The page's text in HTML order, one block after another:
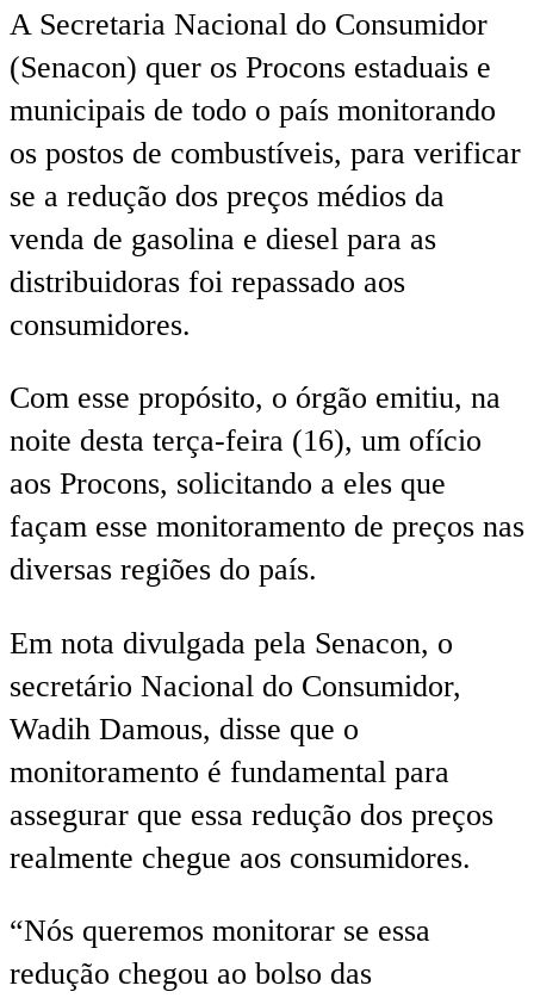
A Secretaria Nacional do Consumidor
(Senacon) quer os Procons estaduais e
municipais de todo o país monitorando
os postos de combustíveis, para verificar
se a redução dos preços médios da
venda de gasolina e diesel para as
distribuidoras foi repassado aos
consumidores.
Com esse propósito, o órgão emitiu, na
noite desta terça-feira (16), um ofício
aos Procons, solicitando a eles que
façam esse monitoramento de preços nas
diversas regiões do país.
Em nota divulgada pela Senacon, o
secretário Nacional do Consumidor,
Wadih Damous, disse que o
monitoramento é fundamental para
assegurar que essa redução dos preços
realmente chegue aos consumidores.
“Nós queremos monitorar se essa
redução chegou ao bolso das